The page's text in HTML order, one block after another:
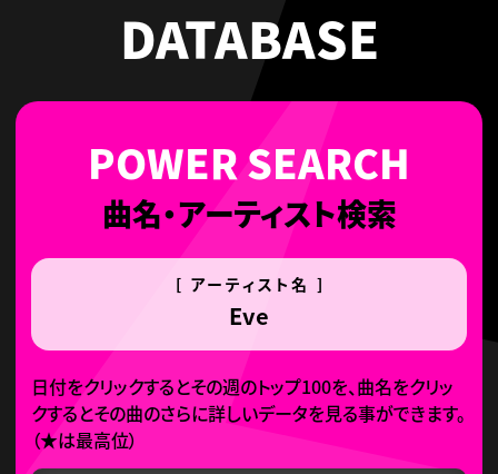
DATABASE
曲名・アーティスト検索
[ アーティスト名 ]
Eve
日付をクリックするとその週のトップ100を、曲名をクリッ
クするとその曲のさらに詳しいデータを見る事ができます。
（★は最高位）